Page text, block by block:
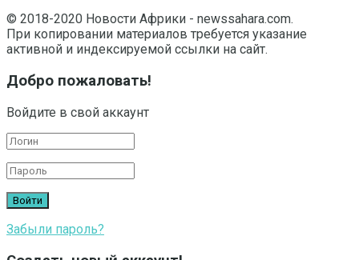
© 2018-2020 Новости Африки - newssahara.com.
При копировании материалов требуется указание
активной и индексируемой ссылки на сайт.
Добро пожаловать!
Войдите в свой аккаунт
Забыли пароль?